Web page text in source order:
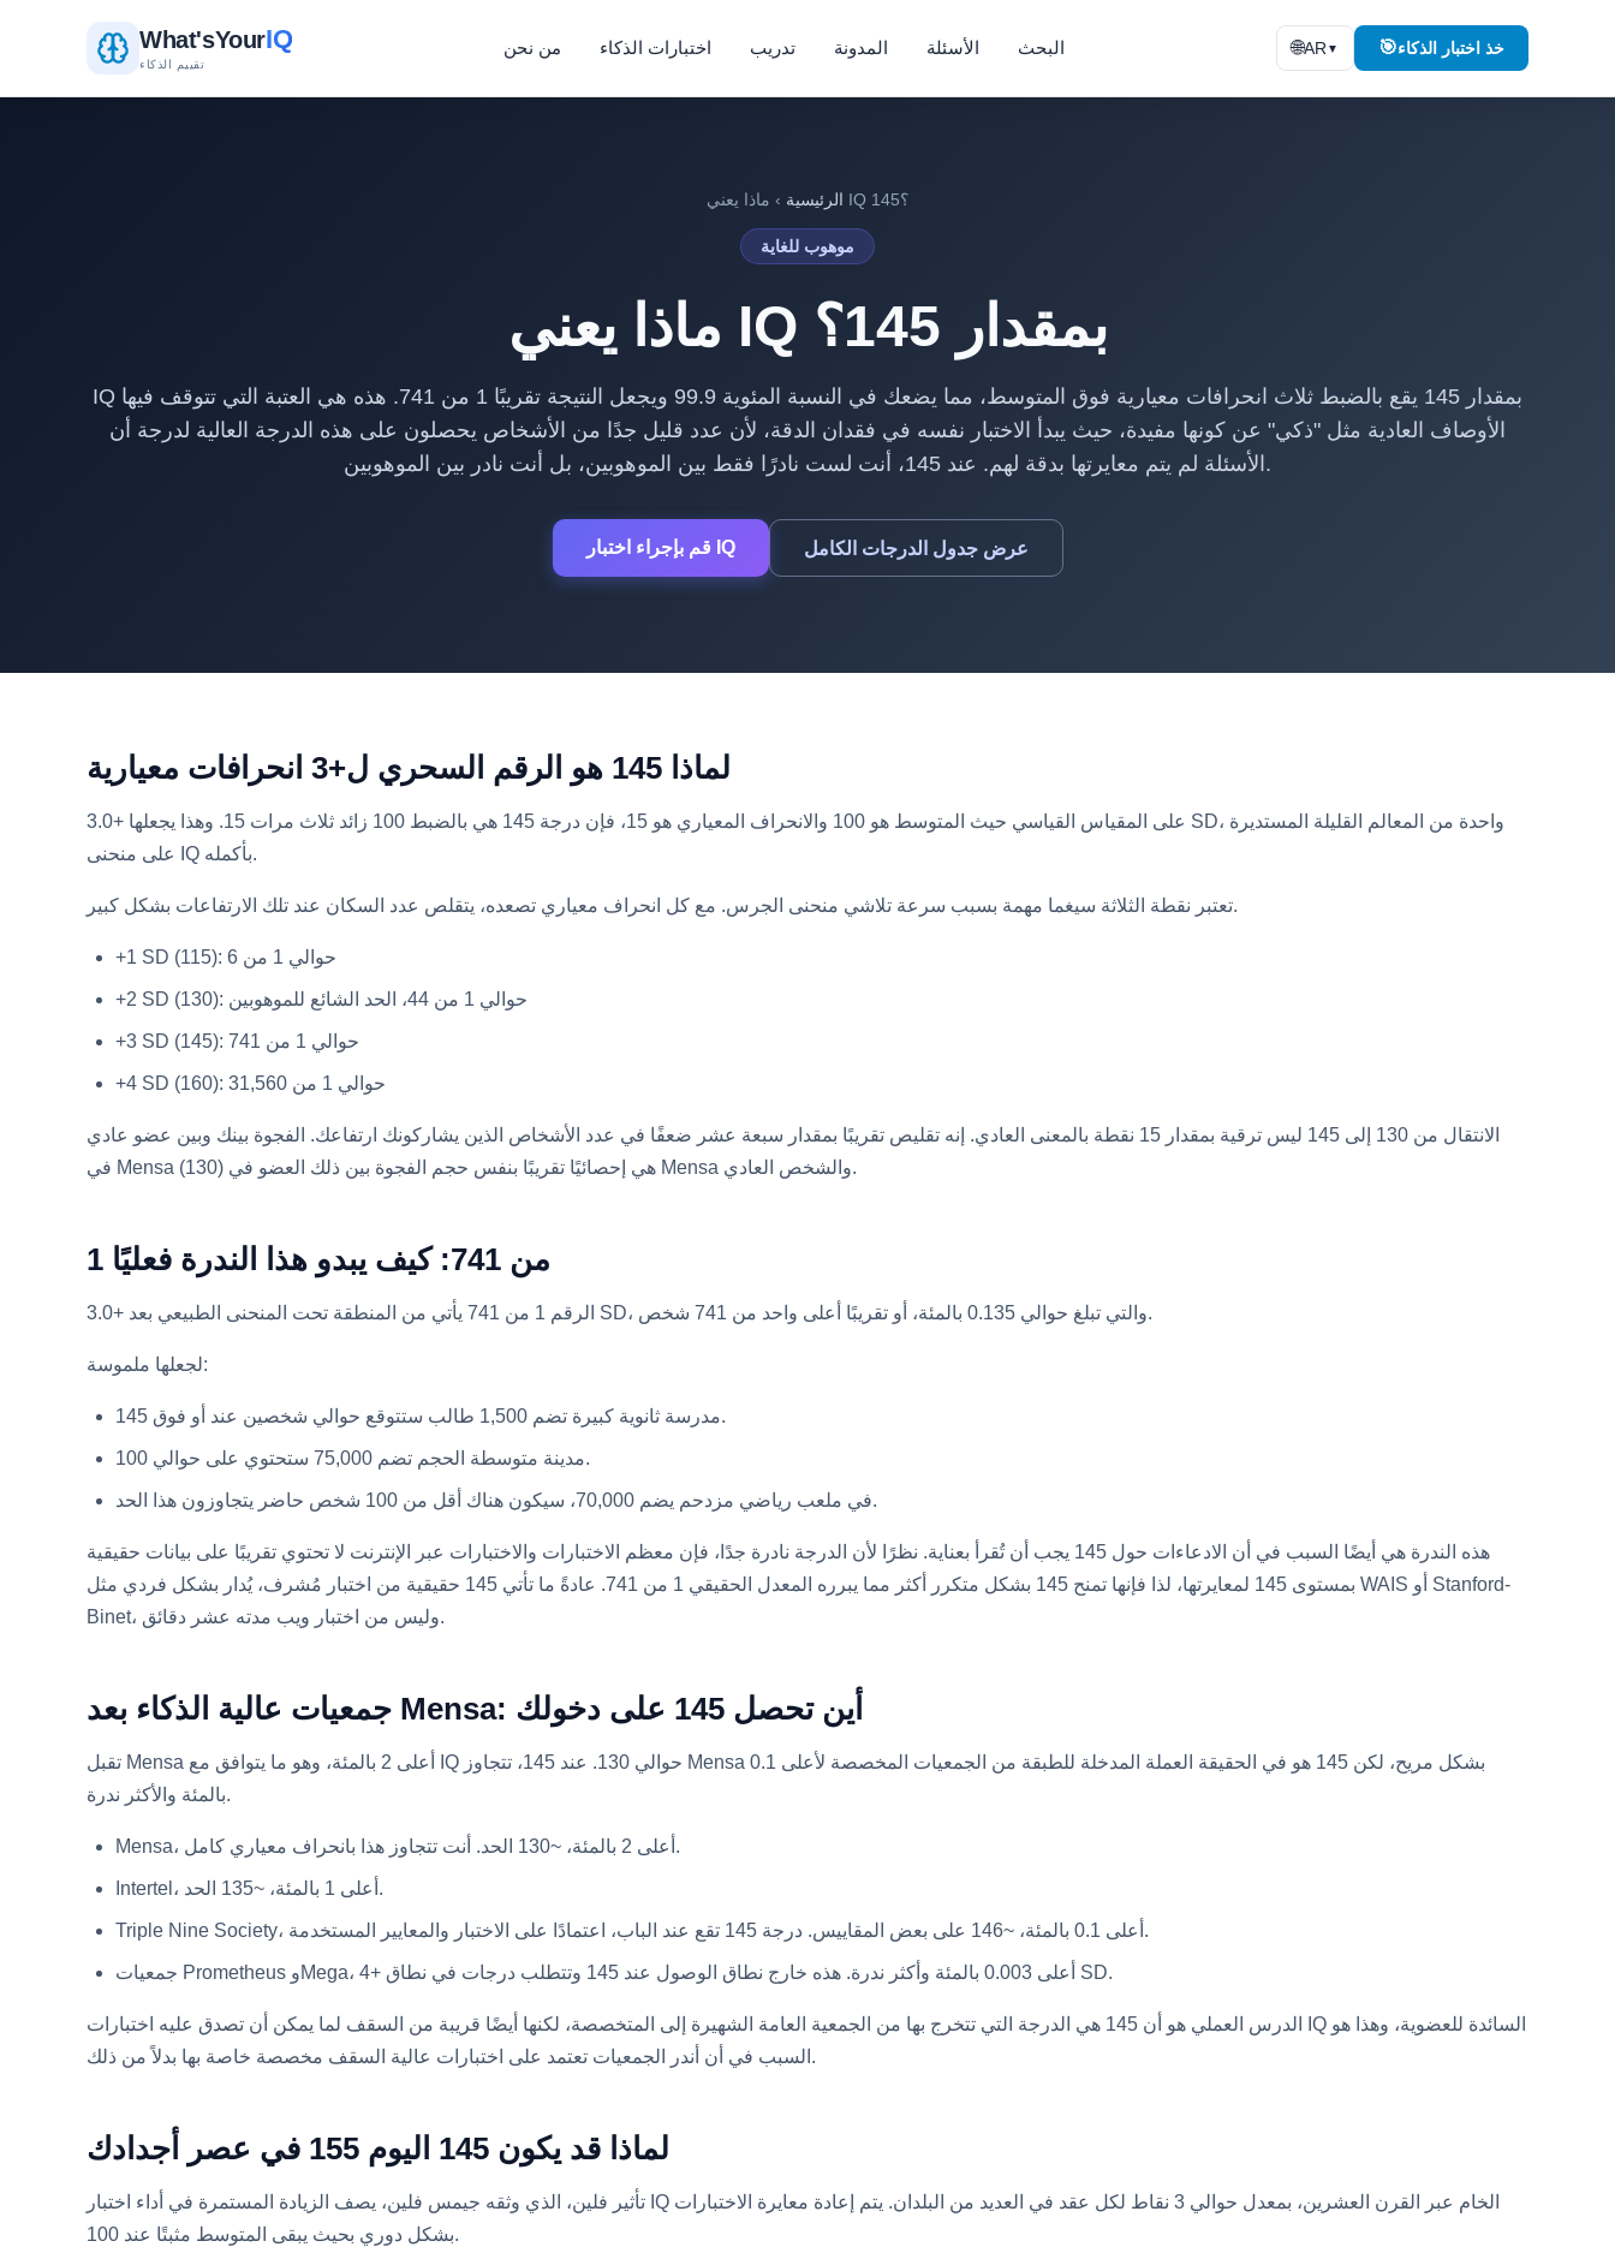
What'sYourIQ
تقييم الذكاء
من نحن اختبارات الذكاء تدريب المدونة الأسئلة البحث 🌐AR ▼ 🎯خذ اختبار الذكاء
الرئيسية › ماذا يعني IQ 145؟
موهوب للغاية
ماذا يعني IQ بمقدار 145؟
IQ بمقدار 145 يقع بالضبط ثلاث انحرافات معيارية فوق المتوسط، مما يضعك في النسبة المئوية 99.9 ويجعل النتيجة تقريبًا 1 من 741. هذه هي العتبة التي تتوقف فيها
الأوصاف العادية مثل "ذكي" عن كونها مفيدة، حيث يبدأ الاختبار نفسه في فقدان الدقة، لأن عدد قليل جدًا من الأشخاص يحصلون على هذه الدرجة العالية لدرجة أن
الأسئلة لم يتم معايرتها بدقة لهم. عند 145، أنت لست نادرًا فقط بين الموهوبين، بل أنت نادر بين الموهوبين.
قم بإجراء اختبار IQ عرض جدول الدرجات الكامل
لماذا 145 هو الرقم السحري ل+3 انحرافات معيارية
على المقياس القياسي حيث المتوسط هو 100 والانحراف المعياري هو 15، فإن درجة 145 هي بالضبط 100 زائد ثلاث مرات 15. وهذا يجعلها +3.0 SD، واحدة من المعالم القليلة المستديرة
على منحنى IQ بأكمله.
تعتبر نقطة الثلاثة سيغما مهمة بسبب سرعة تلاشي منحنى الجرس. مع كل انحراف معياري تصعده، يتقلص عدد السكان عند تلك الارتفاعات بشكل كبير.
+1 SD (115): حوالي 1 من 6
+2 SD (130): حوالي 1 من 44، الحد الشائع للموهوبين
+3 SD (145): حوالي 1 من 741
+4 SD (160): حوالي 1 من 31,560
الانتقال من 130 إلى 145 ليس ترقية بمقدار 15 نقطة بالمعنى العادي. إنه تقليص تقريبًا بمقدار سبعة عشر ضعفًا في عدد الأشخاص الذين يشاركونك ارتفاعك. الفجوة بينك وبين عضو عادي
في Mensa (130) هي إحصائيًا تقريبًا بنفس حجم الفجوة بين ذلك العضو في Mensa والشخص العادي.
1 من 741: كيف يبدو هذا الندرة فعليًا
الرقم 1 من 741 يأتي من المنطقة تحت المنحنى الطبيعي بعد +3.0 SD، والتي تبلغ حوالي 0.135 بالمئة، أو تقريبًا أعلى واحد من 741 شخص.
لجعلها ملموسة:
مدرسة ثانوية كبيرة تضم 1,500 طالب ستتوقع حوالي شخصين عند أو فوق 145.
مدينة متوسطة الحجم تضم 75,000 ستحتوي على حوالي 100.
في ملعب رياضي مزدحم يضم 70,000، سيكون هناك أقل من 100 شخص حاضر يتجاوزون هذا الحد.
هذه الندرة هي أيضًا السبب في أن الادعاءات حول 145 يجب أن تُقرأ بعناية. نظرًا لأن الدرجة نادرة جدًا، فإن معظم الاختبارات والاختبارات عبر الإنترنت لا تحتوي تقريبًا على بيانات حقيقية
بمستوى 145 لمعايرتها، لذا فإنها تمنح 145 بشكل متكرر أكثر مما يبرره المعدل الحقيقي 1 من 741. عادةً ما تأتي 145 حقيقية من اختبار مُشرف، يُدار بشكل فردي مثل WAIS أو Stanford-
Binet، وليس من اختبار ويب مدته عشر دقائق.
جمعيات عالية الذكاء بعد Mensa: أين تحصل 145 على دخولك
تقبل Mensa أعلى 2 بالمئة، وهو ما يتوافق مع IQ حوالي 130. عند 145، تتجاوز Mensa بشكل مريح، لكن 145 هو في الحقيقة العملة المدخلة للطبقة من الجمعيات المخصصة لأعلى 0.1
بالمئة والأكثر ندرة.
Mensa، أعلى 2 بالمئة، ~130 الحد. أنت تتجاوز هذا بانحراف معياري كامل.
Intertel، أعلى 1 بالمئة، ~135 الحد.
Triple Nine Society، أعلى 0.1 بالمئة، ~146 على بعض المقاييس. درجة 145 تقع عند الباب، اعتمادًا على الاختبار والمعايير المستخدمة.
جمعيات Prometheus وMega، أعلى 0.003 بالمئة وأكثر ندرة. هذه خارج نطاق الوصول عند 145 وتتطلب درجات في نطاق +4 SD.
الدرس العملي هو أن 145 هي الدرجة التي تتخرج بها من الجمعية العامة الشهيرة إلى المتخصصة، لكنها أيضًا قريبة من السقف لما يمكن أن تصدق عليه اختبارات IQ السائدة للعضوية، وهذا هو
السبب في أن أندر الجمعيات تعتمد على اختبارات عالية السقف مخصصة خاصة بها بدلاً من ذلك.
لماذا قد يكون 145 اليوم 155 في عصر أجدادك
تأثير فلين، الذي وثقه جيمس فلين، يصف الزيادة المستمرة في أداء اختبار IQ الخام عبر القرن العشرين، بمعدل حوالي 3 نقاط لكل عقد في العديد من البلدان. يتم إعادة معايرة الاختبارات
بشكل دوري بحيث يبقى المتوسط مثبتًا عند 100.